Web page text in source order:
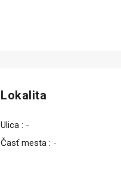
Lokalita
Ulica : -
Časť mesta : -